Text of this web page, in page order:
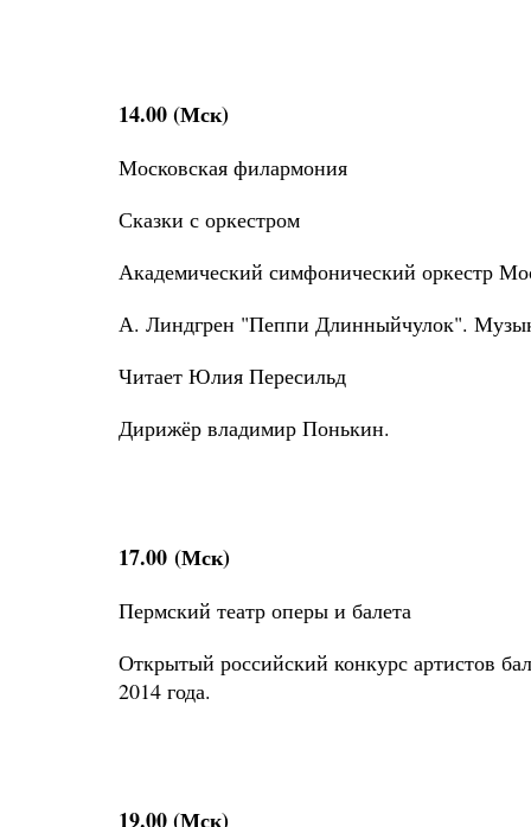
14.00 (Мск)
Московская филармония
Сказки с оркестром
Академический симфонический оркестр
А. Линдгрен "Пеппи Длинныйчулок".
Читает Юлия Пересильд
Дирижёр владимир Понькин.
17.00 (Мск)
Пермский театр оперы и балета
Открытый российский конкурс артистов
2014 года.
19.00 (Мск)